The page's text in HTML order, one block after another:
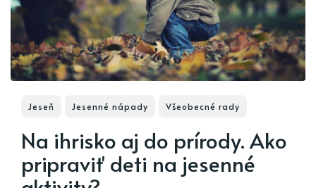
Jeseň Jesenné nápady Všeobecné rady
Na ihrisko aj do prírody. Ako
pripraviť deti na jesenné